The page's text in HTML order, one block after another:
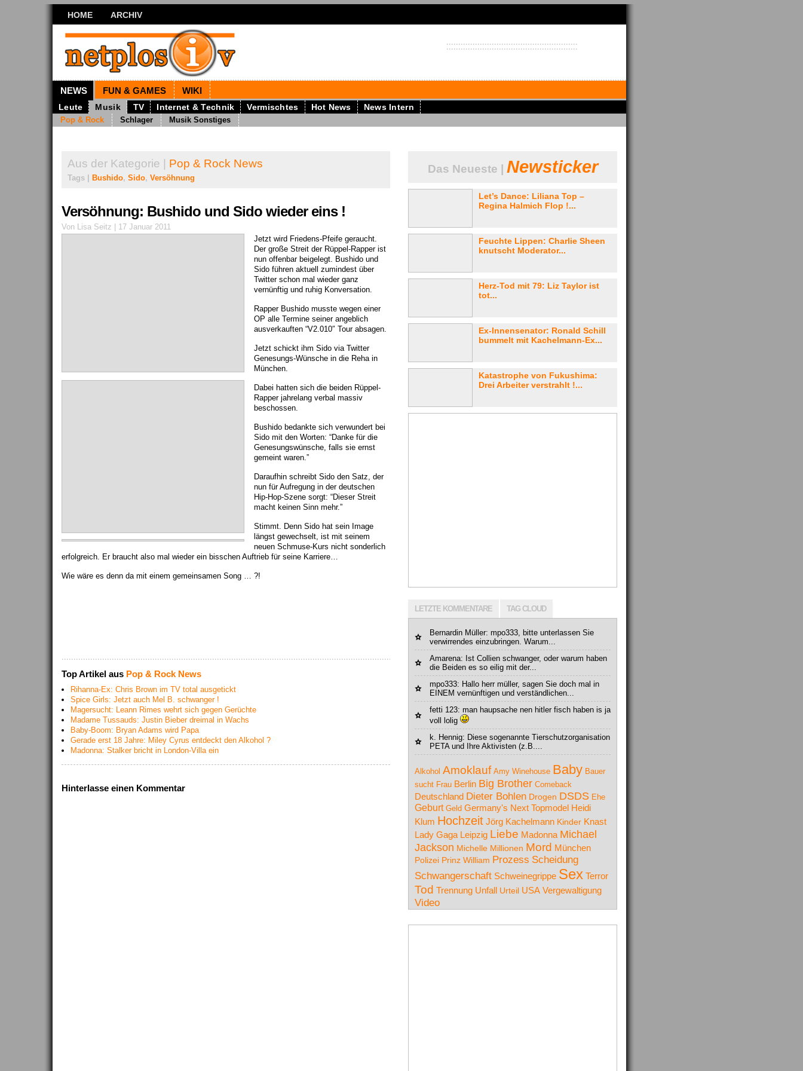
HOME ARCHIV
NEWS FUN & GAMES WIKI
Leute Musik TV Internet & Technik Vermischtes Hot News News Intern
Pop & Rock Schlager Musik Sonstiges
Aus der Kategorie | Pop & Rock News
Tags | Bushido, Sido, Versöhnung
Versöhnung: Bushido und Sido wieder eins !
Von Lisa Seitz | 17 Januar 2011
Jetzt wird Friedens-Pfeife geraucht.
Der große Streit der Rüppel-Rapper ist
nun offenbar beigelegt. Bushido und
Sido führen aktuell zumindest über
Twitter schon mal wieder ganz
vernünftig und ruhig Konversation.
Rapper Bushido musste wegen einer
OP alle Termine seiner angeblich
ausverkauften “V2.010″ Tour absagen.
Jetzt schickt ihm Sido via Twitter
Genesungs-Wünsche in die Reha in
München.
Dabei hatten sich die beiden Rüppel-
Rapper jahrelang verbal massiv
beschossen.
Bushido bedankte sich verwundert bei
Sido mit den Worten: “Danke für die
Genesungswünsche, falls sie ernst
gemeint waren.”
Daraufhin schreibt Sido den Satz, der
nun für Aufregung in der deutschen
Hip-Hop-Szene sorgt: “Dieser Streit
macht keinen Sinn mehr.”
Stimmt. Denn Sido hat sein Image
längst gewechselt, ist mit seinem
neuen Schmuse-Kurs nicht sonderlich
erfolgreich. Er braucht also mal wieder ein bisschen Auftrieb für seine Karriere…
Wie wäre es denn da mit einem gemeinsamen Song … ?!
Top Artikel aus Pop & Rock News
Rihanna-Ex: Chris Brown im TV total ausgetickt
Spice Girls: Jetzt auch Mel B. schwanger !
Magersucht: Leann Rimes wehrt sich gegen Gerüchte
Madame Tussauds: Justin Bieber dreimal in Wachs
Baby-Boom: Bryan Adams wird Papa
Gerade erst 18 Jahre: Miley Cyrus entdeckt den Alkohol ?
Madonna: Stalker bricht in London-Villa ein
Hinterlasse einen Kommentar
Das Neueste | Newsticker
Let’s Dance: Liliana Top –
Regina Halmich Flop !...
Feuchte Lippen: Charlie Sheen
knutscht Moderator...
Herz-Tod mit 79: Liz Taylor ist
tot...
Ex-Innensenator: Ronald Schill
bummelt mit Kachelmann-Ex...
Katastrophe von Fukushima:
Drei Arbeiter verstrahlt !...
LETZTE KOMMENTARE TAG CLOUD
Bernardin Müller: mpo333, bitte unterlassen Sie
verwirrendes einzubringen. Warum...
Amarena: Ist Collien schwanger, oder warum haben
die Beiden es so eilig mit der...
mpo333: Hallo herr müller, sagen Sie doch mal in
EINEM vernünftigen und verständlichen...
fetti 123: man haupsache nen hitler fisch haben is ja
voll lolig
k. Hennig: Diese sogenannte Tierschutzorganisation
PETA und Ihre Aktivisten (z.B....
Alkohol Amoklauf Amy Winehouse Baby Bauer
sucht Frau Berlin Big Brother Comeback
Deutschland Dieter Bohlen Drogen DSDS Ehe
Geburt Geld Germany's Next Topmodel Heidi
Klum Hochzeit Jörg Kachelmann Kinder Knast
Lady Gaga Leipzig Liebe Madonna Michael
Jackson Michelle Millionen Mord München
Polizei Prinz William Prozess Scheidung
Schwangerschaft Schweinegrippe Sex Terror
Tod Trennung Unfall Urteil USA Vergewaltigung
Video